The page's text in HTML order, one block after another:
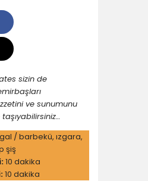
sizin de
ve sunumunu
/ barbekü, ızgara,
şiş
10 dakika
10 dakika